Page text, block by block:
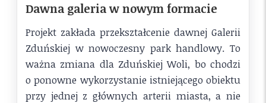
Dawna galeria w nowym formacie
Projekt zakłada przekształcenie dawnej Galerii
Zduńskiej w nowoczesny park handlowy. To
ważna zmiana dla Zduńskiej Woli, bo chodzi
o ponowne wykorzystanie istniejącego obiektu
przy jednej z głównych arterii miasta, a nie